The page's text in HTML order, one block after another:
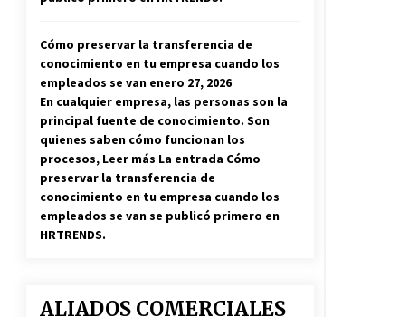
Cómo preservar la transferencia de
conocimiento en tu empresa cuando los
empleados se van enero 27, 2026
En cualquier empresa, las personas son la
principal fuente de conocimiento. Son
quienes saben cómo funcionan los
procesos, Leer más La entrada Cómo
preservar la transferencia de
conocimiento en tu empresa cuando los
empleados se van se publicó primero en
HRTRENDS.
ALIADOS COMERCIALES